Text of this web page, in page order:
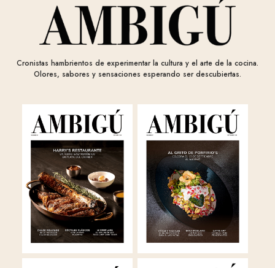
Cronistas hambrientos de experimentar la cultura y el arte de la cocina.
Olores, sabores y sensaciones esperando ser descubiertas.